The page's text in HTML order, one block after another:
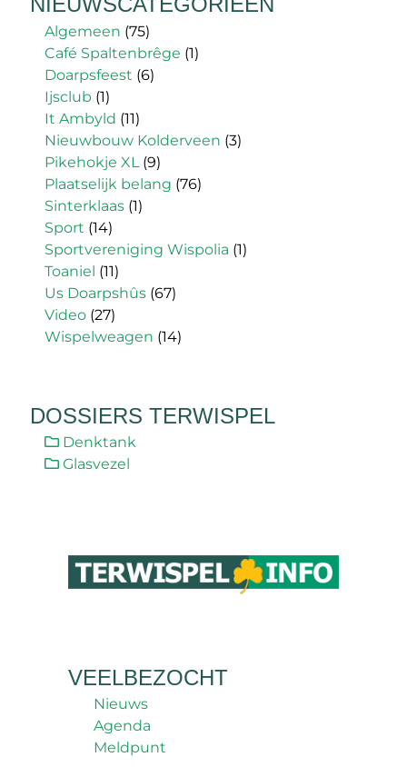
Algemeen (75)
Café Spaltenbrêge (1)
Doarpsfeest (6)
Ijsclub (1)
It Ambyld (11)
Nieuwbouw Kolderveen (3)
Pikehokje XL (9)
Plaatselijk belang (76)
Sinterklaas (1)
Sport (14)
Sportvereniging Wispolia (1)
Toaniel (11)
Us Doarpshûs (67)
Video (27)
Wispelweagen (14)
DOSSIERS TERWISPEL
Denktank
Glasvezel
VEELBEZOCHT
Nieuws
Agenda
Meldpunt